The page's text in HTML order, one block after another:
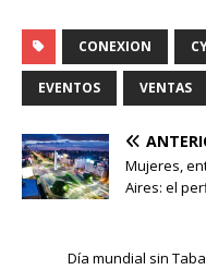
CONEXION
EVENTOS VENTAS
Mujeres,
Aires: el
Día mundial sin